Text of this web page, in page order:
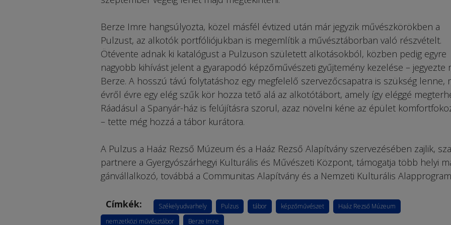
Berze Imre hangsúlyozta, közel másfél évtized után már jegyzik művészkörökben a
Pulzust, az alkotók portfóliójukban is megemlítik a művésztáborban való részvételt.
Ötévente adnak ki katalógust a Pulzuson született alkotásokból, közben pedig egyre
nagyobb kihívást jelent a gyarapodó képzőművészeti gyűjtemény kezelése – jegyezte
Berze. A hosszú távú folytatáshoz egy megfelelő szervezőcsapatra is szükség lenne,
évről évre egy elég szűk kör hozza tető alá az alkotótábort, amely így eléggé
Ráadásul a Spanyár-ház is felújításra szorul, azaz növelni kéne az épület
– tette még hozzá a tábor kurátora.
A Pulzus a Haáz Rezső Múzeum és a Haáz Rezső Alapítvány szervezésében zajlik,
partnere a Gyergyó­szárhegyi Kul­turális és Művészeti Központ, támogatja több helyi
gánvállalkozó, továbbá a Com­munitas Alapítvány és a Nemzeti Kulturális
Címkék: Székelyudvarhely Pulzus tábor képzőművészet
Haáz Rezső Múzeum
nemzetközi művésztábor
Berze Imre